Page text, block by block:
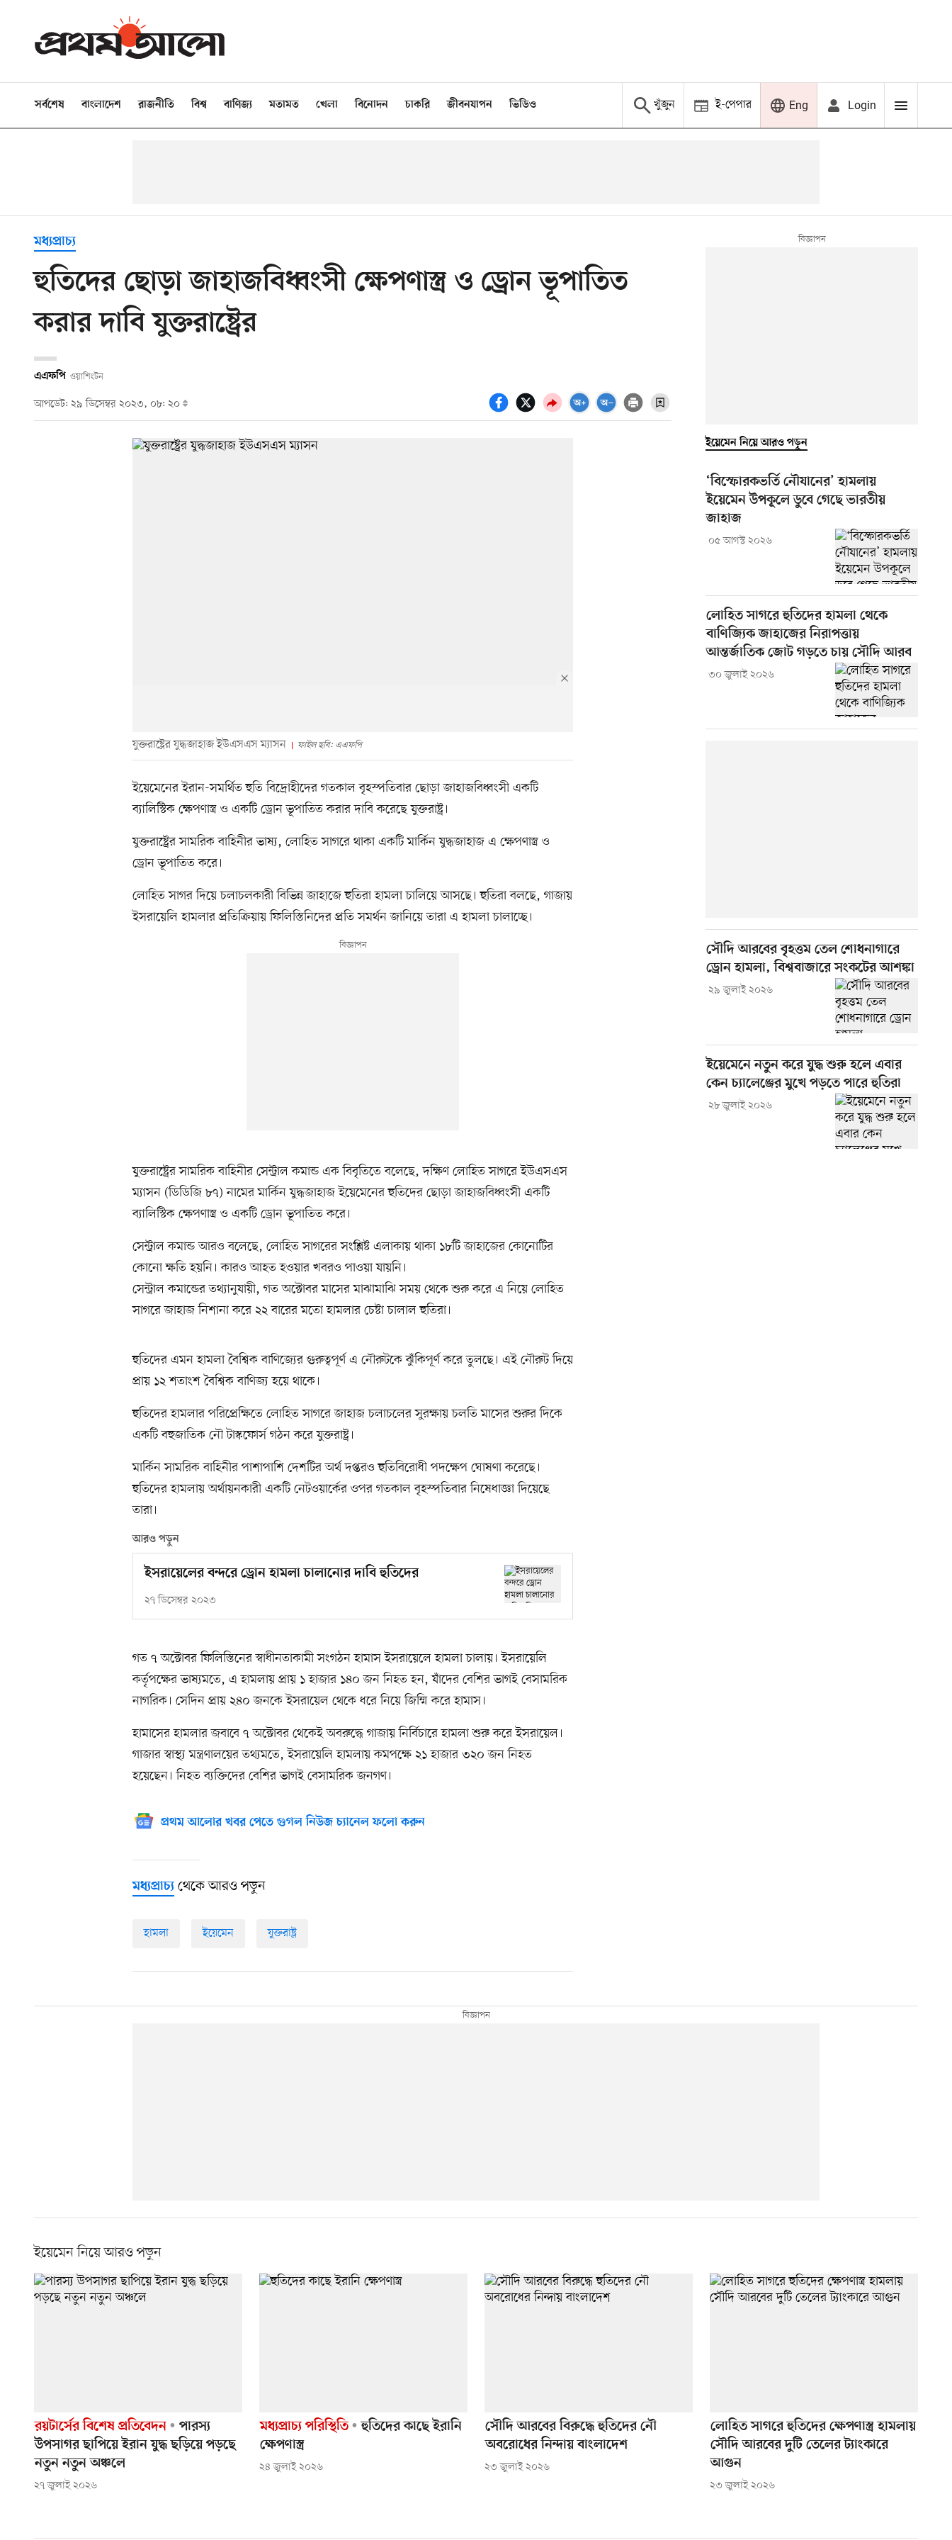
সর্বশেষ বাংলাদেশ রাজনীতি বিশ্ব বাণিজ্য মতামত খেলা বিনোদন চাকরি জীবনযাপন ভিডিও খুঁজুন ই-পেপার Eng Login
মধ্যপ্রাচ্য
হুতিদের ছোড়া জাহাজবিধ্বংসী ক্ষেপণাস্ত্র ও ড্রোন ভূপাতিত
করার দাবি যুক্তরাষ্ট্রের
এএফপি ওয়াশিংটন
আপডেট: ২৯ ডিসেম্বর ২০২৩, ০৮: ২০
যুক্তরাষ্ট্রের যুদ্ধজাহাজ ইউএসএস ম্যাসন ফাইল ছবি: এএফপি
ইয়েমেনের ইরান-সমর্থিত হুতি বিদ্রোহীদের গতকাল বৃহস্পতিবার ছোড়া জাহাজবিধ্বংসী একটি
ব্যালিস্টিক ক্ষেপণাস্ত্র ও একটি ড্রোন ভূপাতিত করার দাবি করেছে যুক্তরাষ্ট্র।
যুক্তরাষ্ট্রের সামরিক বাহিনীর ভাষ্য, লোহিত সাগরে থাকা একটি মার্কিন যুদ্ধজাহাজ এ ক্ষেপণাস্ত্র ও
ড্রোন ভূপাতিত করে।
লোহিত সাগর দিয়ে চলাচলকারী বিভিন্ন জাহাজে হুতিরা হামলা চালিয়ে আসছে। হুতিরা বলছে, গাজায়
ইসরায়েলি হামলার প্রতিক্রিয়ায় ফিলিস্তিনিদের প্রতি সমর্থন জানিয়ে তারা এ হামলা চালাচ্ছে।
যুক্তরাষ্ট্রের সামরিক বাহিনীর সেন্ট্রাল কমান্ড এক বিবৃতিতে বলেছে, দক্ষিণ লোহিত সাগরে ইউএসএস
ম্যাসন (ডিডিজি ৮৭) নামের মার্কিন যুদ্ধজাহাজ ইয়েমেনের হুতিদের ছোড়া জাহাজবিধ্বংসী একটি
ব্যালিস্টিক ক্ষেপণাস্ত্র ও একটি ড্রোন ভূপাতিত করে।
সেন্ট্রাল কমান্ড আরও বলেছে, লোহিত সাগরের সংশ্লিষ্ট এলাকায় থাকা ১৮টি জাহাজের কোনোটির
কোনো ক্ষতি হয়নি। কারও আহত হওয়ার খবরও পাওয়া যায়নি।
সেন্ট্রাল কমান্ডের তথ্যানুযায়ী, গত অক্টোবর মাসের মাঝামাঝি সময় থেকে শুরু করে এ নিয়ে লোহিত
সাগরে জাহাজ নিশানা করে ২২ বারের মতো হামলার চেষ্টা চালাল হুতিরা।
হুতিদের এমন হামলা বৈশ্বিক বাণিজ্যের গুরুত্বপূর্ণ এ নৌরুটকে ঝুঁকিপূর্ণ করে তুলছে। এই নৌরুট দিয়ে
প্রায় ১২ শতাংশ বৈশ্বিক বাণিজ্য হয়ে থাকে।
হুতিদের হামলার পরিপ্রেক্ষিতে লোহিত সাগরে জাহাজ চলাচলের সুরক্ষায় চলতি মাসের শুরুর দিকে
একটি বহুজাতিক নৌ টাস্কফোর্স গঠন করে যুক্তরাষ্ট্র।
মার্কিন সামরিক বাহিনীর পাশাপাশি দেশটির অর্থ দপ্তরও হুতিবিরোধী পদক্ষেপ ঘোষণা করেছে।
হুতিদের হামলায় অর্থায়নকারী একটি নেটওয়ার্কের ওপর গতকাল বৃহস্পতিবার নিষেধাজ্ঞা দিয়েছে
তারা।
আরও পড়ুন
ইসরায়েলের বন্দরে ড্রোন হামলা চালানোর দাবি হুতিদের
২৭ ডিসেম্বর ২০২৩
গত ৭ অক্টোবর ফিলিস্তিনের স্বাধীনতাকামী সংগঠন হামাস ইসরায়েলে হামলা চালায়। ইসরায়েলি
কর্তৃপক্ষের ভাষ্যমতে, এ হামলায় প্রায় ১ হাজার ১৪০ জন নিহত হন, যাঁদের বেশির ভাগই বেসামরিক
নাগরিক। সেদিন প্রায় ২৪০ জনকে ইসরায়েল থেকে ধরে নিয়ে জিম্মি করে হামাস।
হামাসের হামলার জবাবে ৭ অক্টোবর থেকেই অবরুদ্ধে গাজায় নির্বিচারে হামলা শুরু করে ইসরায়েল।
গাজার স্বাস্থ্য মন্ত্রণালয়ের তথ্যমতে, ইসরায়েলি হামলায় কমপক্ষে ২১ হাজার ৩২০ জন নিহত
হয়েছেন। নিহত ব্যক্তিদের বেশির ভাগই বেসামরিক জনগণ।
প্রথম আলোর খবর পেতে গুগল নিউজ চ্যানেল ফলো করুন
মধ্যপ্রাচ্য থেকে আরও পড়ুন
হামলা ইয়েমেন যুক্তরাষ্ট্র
ইয়েমেন নিয়ে আরও পড়ুন
‘বিস্ফোরকভর্তি নৌযানের’ হামলায়
ইয়েমেন উপকূলে ডুবে গেছে ভারতীয়
জাহাজ
০৫ আগস্ট ২০২৬
লোহিত সাগরে হুতিদের হামলা থেকে
বাণিজ্যিক জাহাজের নিরাপত্তায়
আন্তর্জাতিক জোট গড়তে চায় সৌদি আরব
৩০ জুলাই ২০২৬
সৌদি আরবের বৃহত্তম তেল শোধনাগারে
ড্রোন হামলা, বিশ্ববাজারে সংকটের আশঙ্কা
২৯ জুলাই ২০২৬
ইয়েমেনে নতুন করে যুদ্ধ শুরু হলে এবার
কেন চ্যালেঞ্জের মুখে পড়তে পারে হুতিরা
২৮ জুলাই ২০২৬
ইয়েমেন নিয়ে আরও পড়ুন
রয়টার্সের বিশেষ প্রতিবেদন
পারস্য
উপসাগর ছাপিয়ে ইরান যুদ্ধ ছড়িয়ে পড়ছে
নতুন নতুন অঞ্চলে
২৭ জুলাই ২০২৬
মধ্যপ্রাচ্য পরিস্থিতি
হুতিদের কাছে ইরানি
ক্ষেপণাস্ত্র
২৪ জুলাই ২০২৬
সৌদি আরবের বিরুদ্ধে হুতিদের নৌ
অবরোধের নিন্দায় বাংলাদেশ
২৩ জুলাই ২০২৬
লোহিত সাগরে হুতিদের ক্ষেপণাস্ত্র হামলায়
সৌদি আরবের দুটি তেলের ট্যাংকারে
আগুন
২৩ জুলাই ২০২৬